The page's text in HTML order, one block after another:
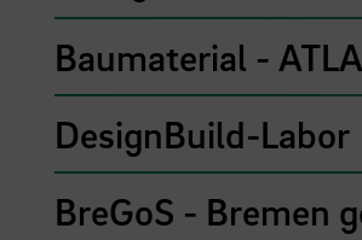
Baumaterial -
DesignBuild-Labor
BreGoS - Bremen